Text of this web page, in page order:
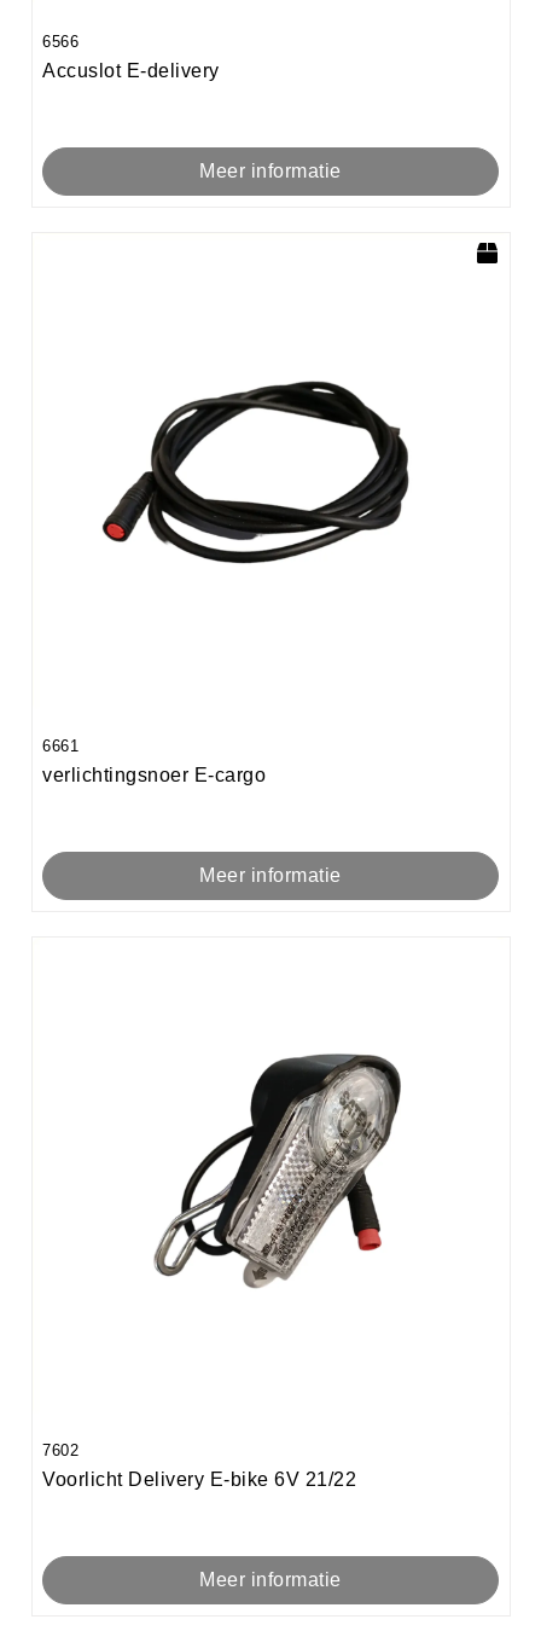
6566
Accuslot E-delivery
Meer informatie
6661
verlichtingsnoer E-cargo
Meer informatie
7602
Voorlicht Delivery E-bike 6V 21/22
Meer informatie